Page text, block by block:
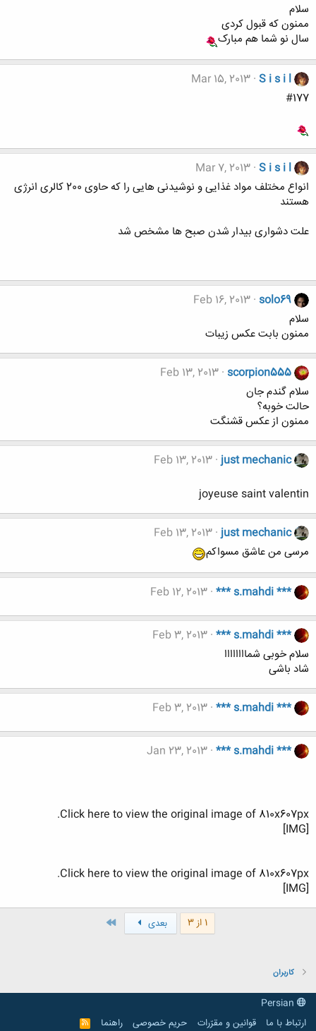
سلام
ممنون که قبول کردی
سال نو شما هم مبارک
S i s i l
Mar 15, 2013
#177
S i s i l
Mar 7, 2013
انواع مختلف مواد غذایی و نوشیدنی هایی را که حاوی 200 کالری انرژی
هستند
علت دشواری بیدار شدن صبح ها مشخص شد
solo69
Feb 16, 2013
سلام
ممنون بابت عکس زیبات
scorpion555
Feb 13, 2013
سلام گندم جان
حالت خوبه؟
ممنون از عکس قشنگت
just mechanic
Feb 13, 2013
joyeuse saint valentin
just mechanic
Feb 13, 2013
مرسی من عاشق مسواکم
*** s.mahdi ***
Feb 12, 2013
*** s.mahdi ***
Feb 3, 2013
سلام خوبی شماااااااا
شاد باشی
*** s.mahdi ***
Feb 3, 2013
*** s.mahdi ***
Jan 23, 2013
Click here to view the original image of 810x607px.
[IMG]
Click here to view the original image of 810x607px.
[IMG]
1 از 3 بعدی
کاربران
ارتباط با ما
قوانین و مقرّرات حریم خصوصی راهنما
R